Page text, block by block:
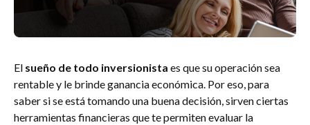
El sueño de todo inversionista es que su operación sea
rentable y le brinde ganancia económica. Por eso, para
saber si se está tomando una buena decisión, sirven ciertas
herramientas financieras que te permiten evaluar la